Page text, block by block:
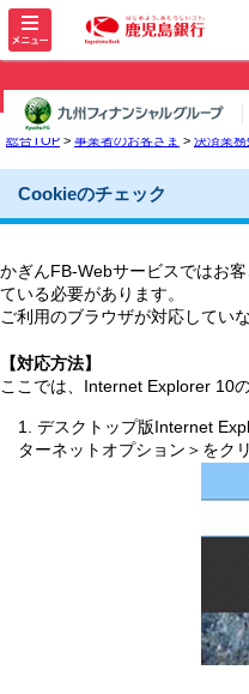
メ
ニ
開
く
総合TOP > 事業者のお客さま > 決済業務
Cookieのチェック
かぎんFB-Webサービスではお
ている必要があります。
ご利用のブラウザが対応してい
【対応方法】
ここでは、Internet Explorer 10
1. デスクトップ版Internet
ターネットオプション＞をク